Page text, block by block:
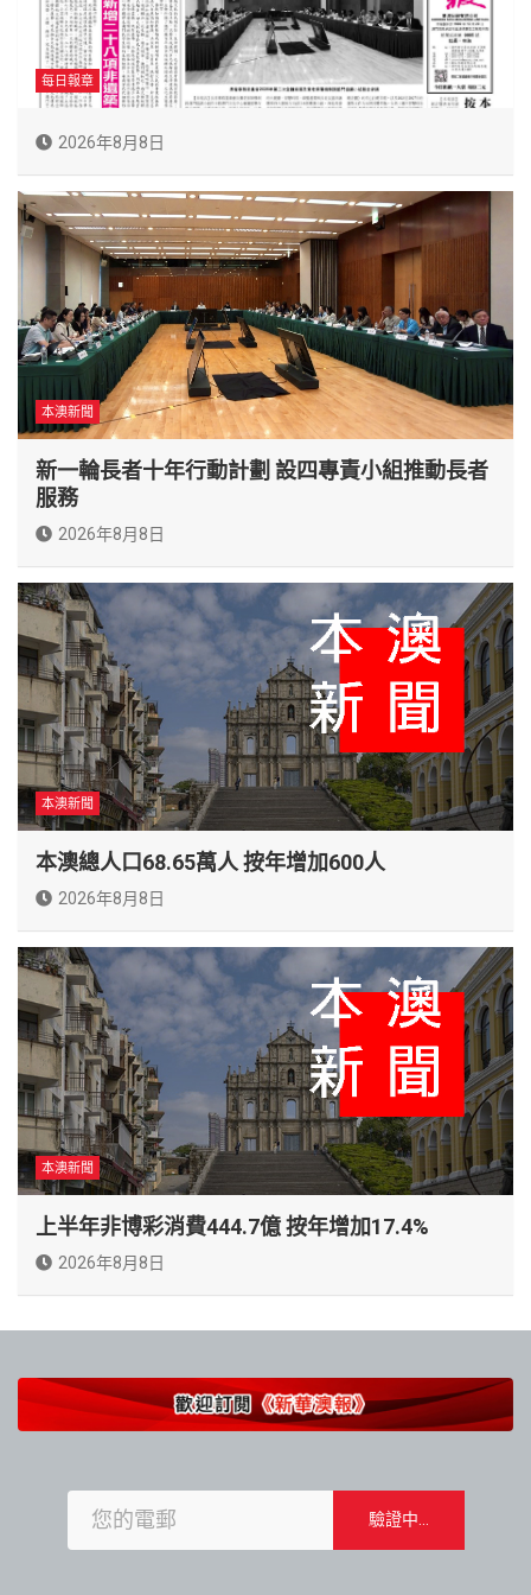
每日報章
2026年8月8日
本澳新聞
新一輪長者十年行動計劃 設四專責小組推動長者
服務
2026年8月8日
本澳新聞
本澳總人口68.65萬人 按年增加600人
2026年8月8日
本澳新聞
上半年非博彩消費444.7億 按年增加17.4%
2026年8月8日